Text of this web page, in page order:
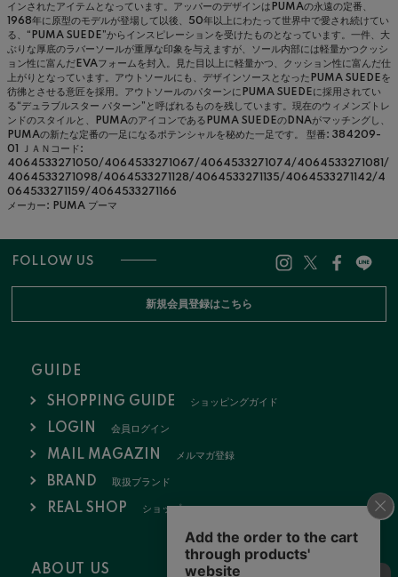
インされたアイテムとなっています。アッパーのデザインはPUMAの永遠の定番、
1968年に原型のモデルが登場して以後、50年以上にわたって世界中で愛され続けてい
る、“PUMA SUEDE”からインスピレーションを受けたものとなっています。一件、大
ぶりな厚底のラバーソールが重厚な印象を与えますが、ソール内部には軽量かつクッシ
ョン性に富んだEVAフォームを封入。見た目以上に軽量かつ、クッション性に富んだ仕
上がりとなっています。アウトソールにも、デザインソースとなったPUMA SUEDEを
彷彿とさせる意匠を採用。アウトソールのパターンにPUMA SUEDEに採用されてい
る“デュラブルスター パターン”と呼ばれるものを残しています。現在のウィメンズトレ
ンドのスタイルと、PUMAのアイコンであるPUMA SUEDEのDNAがマッチングし、
PUMAの新たな定番の一足になるポテンシャルを秘めた一足です。
型番: 384209-
01
ＪＡＮコード:
4064533271050/4064533271067/4064533271074/4064533271081/
4064533271098/4064533271128/4064533271135/4064533271142/4
064533271159/4064533271166
メーカー: PUMA プーマ
FOLLOW US
新規会員登録はこちら
GUIDE
SHOPPING GUIDE ショッピングガイド
LOGIN 会員ログイン
MAIL MAGAZIN メルマガ登録
BRAND 取扱ブランド
REAL SHOP ショップ
ABOUT US